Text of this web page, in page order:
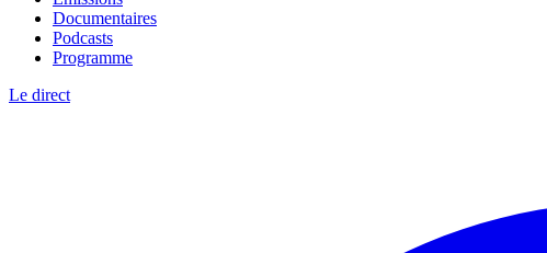
Documentaires
Podcasts
Programme
Le direct